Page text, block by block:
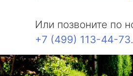
Или позвоните по
+7 (499) 113-44-73.